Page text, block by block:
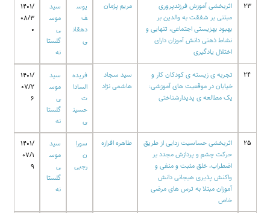
23
اثربخشی آموزش فرزندپروری
مبتنی بر شفقت به والدین بر
بهبود بهزیستی اجتماعی، تنهایی و
نشاط ذهنی دانش آموزان دارای
اختلال یادگیری
مریم پژمان
یوس
ف
دهقان
ی
سید
موس
ی
گلستا
نه
1401/
08/3
0
24
تجربه ی زیسته ی کودکان کار و
خیابان در موقعیت های آموزشی:
یک مطالعه ی پدیدارشناختی
سید سجاد
هاشمی نژاد
فریده
السادا
ت
حسین
ی
سید
موس
ی
گلستا
نه
1401/
07/2
6
25
اثربخشی حساسیت زدایی از طریق
حرکت چشم و پردازش مجدد بر
اضطراب، خلق مثبت و منفی و
واکنش پذیری هیجانی دانش
آموزان مبتلا به ترس های مرضی
خاص
طاهره افرازه
سورا
ن
رجبی
سید
موس
ی
گلستا
نه
1401/
07/1
9